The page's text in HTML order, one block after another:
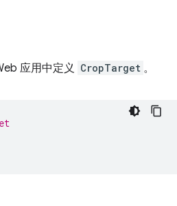
应用中定义 CropTarget 。